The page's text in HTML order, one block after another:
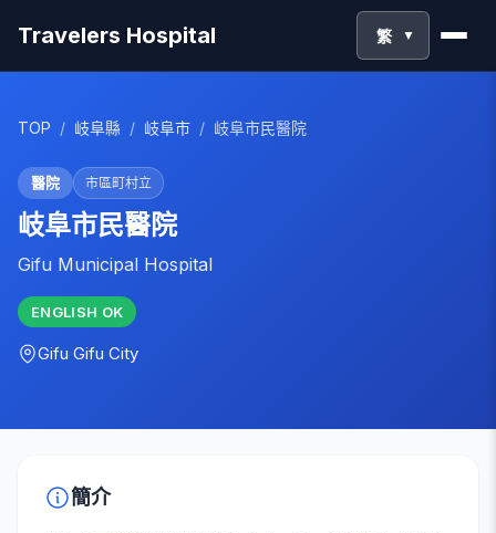
Travelers Hospital 繁 ▼
TOP / 岐阜縣 / 岐阜市 / 岐阜市民醫院
醫院 市區町村立
岐阜市民醫院
Gifu Municipal Hospital
ENGLISH OK
Gifu Gifu City
簡介